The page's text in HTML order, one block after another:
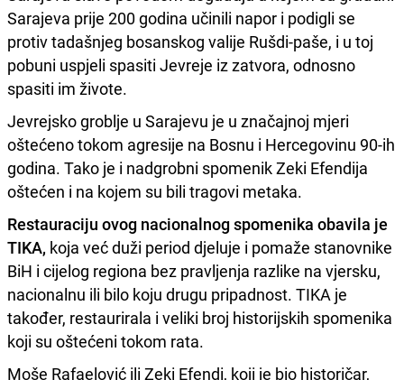
Sarajeva prije 200 godina učinili napor i podigli se
protiv tadašnjeg bosanskog valije Rušdi-paše, i u toj
pobuni uspjeli spasiti Jevreje iz zatvora, odnosno
spasiti im živote.
Jevrejsko groblje u Sarajevu je u značajnoj mjeri
oštećeno tokom agresije na Bosnu i Hercegovinu 90-ih
godina. Tako je i nadgrobni spomenik Zeki Efendija
oštećen i na kojem su bili tragovi metaka.
Restauraciju ovog nacionalnog spomenika obavila je
TIKA, koja već duži period djeluje i pomaže stanovnike
BiH i cijelog regiona bez pravljenja razlike na vjersku,
nacionalnu ili bilo koju drugu pripadnost. TIKA je
također, restaurirala i veliki broj historijskih spomenika
koji su oštećeni tokom rata.
Moše Rafaelović ili Zeki Efendi, koji je bio historičar,